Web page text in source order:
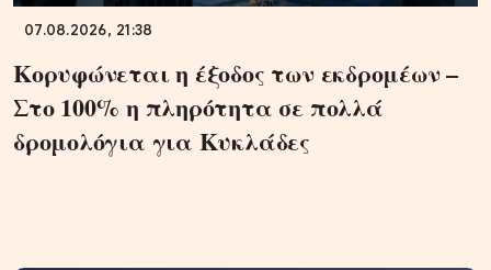
07.08.2026, 21:38
Κορυφώνεται η έξοδος των εκδρομέων –
Στο 100% η πληρότητα σε πολλά
δρομολόγια για Κυκλάδες